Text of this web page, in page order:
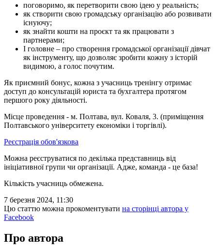
поговоримо, як перетворити свою ідею у реальність;
як створити свою громадську організацію або розвивати
існуючу;
як знайти кошти на проєкт та як працювати з
партнерами;
І головне – про створення громадської організації дівчат
як інструменту, що дозволяє зробити кожну з історій
видимою, а голос почутим.
Як приємний бонус, кожна з учасниць тренінгу отримає
доступ до консультацій юриста та бухгалтера протягом
першого року діяльності.
Місце проведення - м. Полтава, вул. Коваля, 3. (приміщення
Полтавського університету економіки і торгівлі).
Реєстрація обов'язкова
Можна реєструватися по декілька представниць від
ініціативної групи чи організації. Адже, команда - це база!
Кількість учасниць обмежена.
7 березня 2024, 11:30
Цю статтю можна прокоментувати на сторінці автора у
Facebook
Про автора